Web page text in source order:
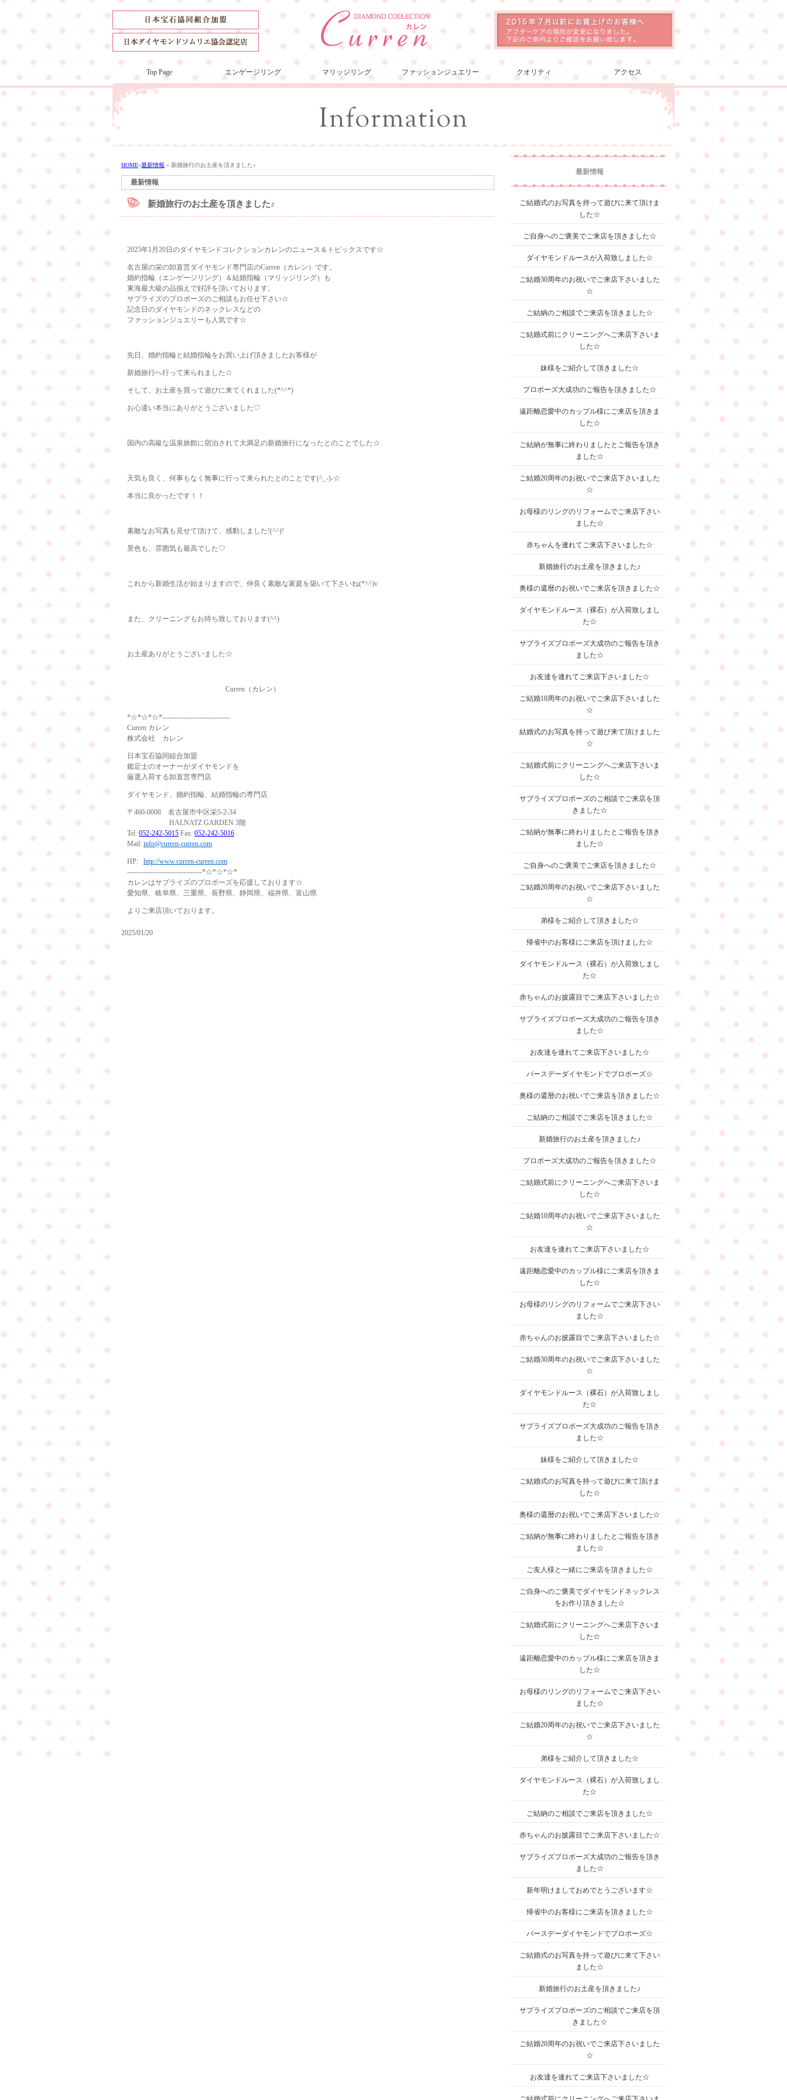
Top Page エンゲージリング マリッジリング ファッションジュエリー クオリティ アクセス
HOME»最新情報 » 新婚旅行のお土産を頂きました♪
最新情報
新婚旅行のお土産を頂きました♪
2025年1月20日のダイヤモンドコレクションカレンのニュース＆トピックスです☆
名古屋の栄の卸直営ダイヤモンド専門店のCurren（カレン）です。
婚約指輪（エンゲージリング）＆結婚指輪（マリッジリング）も
東海最大級の品揃えで好評を頂いております。
サプライズのプロポーズのご相談もお任せ下さい☆
記念日のダイヤモンドのネックレスなどの
ファッションジュエリーも人気です☆
先日、婚約指輪と結婚指輪をお買い上げ頂きましたお客様が
新婚旅行へ行って来られました☆
そして、お土産を買って遊びに来てくれました(*^^*)
お心遣い本当にありがとうございました♡
国内の高級な温泉旅館に宿泊されて大満足の新婚旅行になったとのことでした☆
天気も良く、何事もなく無事に行って来られたとのことです(^_-)-☆
本当に良かったです！！
素敵なお写真も見せて頂けて、感動しました!(^^)!
景色も、雰囲気も最高でした♡
これから新婚生活が始まりますので、仲良く素敵な家庭を築いて下さいね(*^^)v
また、クリーニングもお待ち致しております(^^)
お土産ありがとうございました☆
Curren（カレン）
*☆*☆*☆*-----------------------------
Curren カレン
株式会社 カレン
日本宝石協同組合加盟
鑑定士のオーナーがダイヤモンドを
厳選入荷する卸直営専門店
ダイヤモンド、婚約指輪、結婚指輪の専門店
〒460-0008 名古屋市中区栄5-2-34
HALNATZ GARDEN 3階
Tel: 052-242-5015 Fax: 052-242-5016
Mail: info@curren-curren.com
HP: http://www.curren-curren.com
--------------------------------*☆*☆*☆*
カレンはサプライズのプロポーズを応援しております☆
愛知県、岐阜県、三重県、長野県、静岡県、福井県、富山県
よりご来店頂いております。
2025/01/20
最新情報
ご結婚式のお写真を持って遊びに来て頂けま
した☆
ご自身へのご褒美でご来店を頂きました☆
ダイヤモンドルースが入荷致しました☆
ご結婚30周年のお祝いでご来店下さいました
☆
ご結納のご相談でご来店を頂きました☆
ご結婚式前にクリーニングへご来店下さいま
した☆
妹様をご紹介して頂きました☆
プロポーズ大成功のご報告を頂きました☆
遠距離恋愛中のカップル様にご来店を頂きま
した☆
ご結納が無事に終わりましたとご報告を頂き
ました☆
ご結婚20周年のお祝いでご来店下さいました
☆
お母様のリングのリフォームでご来店下さい
ました☆
赤ちゃんを連れてご来店下さいました☆
新婚旅行のお土産を頂きました♪
奥様の還暦のお祝いでご来店を頂きました☆
ダイヤモンドルース（裸石）が入荷致しまし
た☆
サプライズプロポーズ大成功のご報告を頂き
ました☆
お友達を連れてご来店下さいました☆
ご結婚10周年のお祝いでご来店下さいました
☆
結婚式のお写真を持って遊び来て頂けました
☆
ご結婚式前にクリーニングへご来店下さいま
した☆
サプライズプロポーズのご相談でご来店を頂
きました☆
ご結納が無事に終わりましたとご報告を頂き
ました☆
ご自身へのご褒美でご来店を頂きました☆
ご結婚20周年のお祝いでご来店下さいました
☆
弟様をご紹介して頂きました☆
帰省中のお客様にご来店を頂けました☆
ダイヤモンドルース（裸石）が入荷致しまし
た☆
赤ちゃんのお披露目でご来店下さいました☆
サプライズプロポーズ大成功のご報告を頂き
ました☆
お友達を連れてご来店下さいました☆
バースデーダイヤモンドでプロポーズ☆
奥様の還暦のお祝いでご来店を頂きました☆
ご結納のご相談でご来店を頂きました☆
新婚旅行のお土産を頂きました♪
プロポーズ大成功のご報告を頂きました☆
ご結婚式前にクリーニングへご来店下さいま
した☆
ご結婚10周年のお祝いでご来店下さいました
☆
お友達を連れてご来店下さいました☆
遠距離恋愛中のカップル様にご来店を頂きま
した☆
お母様のリングのリフォームでご来店下さい
ました☆
赤ちゃんのお披露目でご来店下さいました☆
ご結婚30周年のお祝いでご来店下さいました
☆
ダイヤモンドルース（裸石）が入荷致しまし
た☆
サプライズプロポーズ大成功のご報告を頂き
ました☆
妹様をご紹介して頂きました☆
ご結婚式のお写真を持って遊びに来て頂けま
した☆
奥様の還暦のお祝いでご来店下さいました☆
ご結納が無事に終わりましたとご報告を頂き
ました☆
ご友人様と一緒にご来店を頂きました☆
ご自身へのご褒美でダイヤモンドネックレス
をお作り頂きました☆
ご結婚式前にクリーニングへご来店下さいま
した☆
遠距離恋愛中のカップル様にご来店を頂きま
した☆
お母様のリングのリフォームでご来店下さい
ました☆
ご結婚20周年のお祝いでご来店下さいました
☆
弟様をご紹介して頂きました☆
ダイヤモンドルース（裸石）が入荷致しまし
た☆
ご結納のご相談でご来店を頂きました☆
赤ちゃんのお披露目でご来店下さいました☆
サプライズプロポーズ大成功のご報告を頂き
ました☆
新年明けましておめでとうございます☆
帰省中のお客様にご来店を頂きました☆
バースデーダイヤモンドでプロポーズ☆
ご結婚式のお写真を持って遊びに来て下さい
ました☆
新婚旅行のお土産を頂きました♪
サプライズプロポーズのご相談でご来店を頂
きました☆
ご結婚20周年のお祝いでご来店下さいました
☆
お友達を連れてご来店下さいました☆